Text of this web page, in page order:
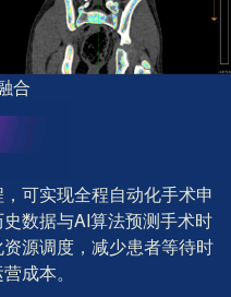
合
可实现全程自动化手术申
数据与AI算法预测手术时
源调度，减少患者等待时
成本。